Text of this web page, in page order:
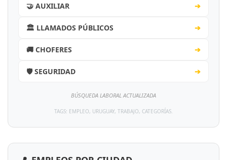
🤝 AUXILIAR ➔
🏛️ LLAMADOS PÚBLICOS ➔
🚚 CHOFERES ➔
🛡️ SEGURIDAD ➔
BÚSQUEDA LABORAL ACTUALIZADA
TAGS: EMPLEO, URUGUAY, TRABAJO, CATEGORÍAS.